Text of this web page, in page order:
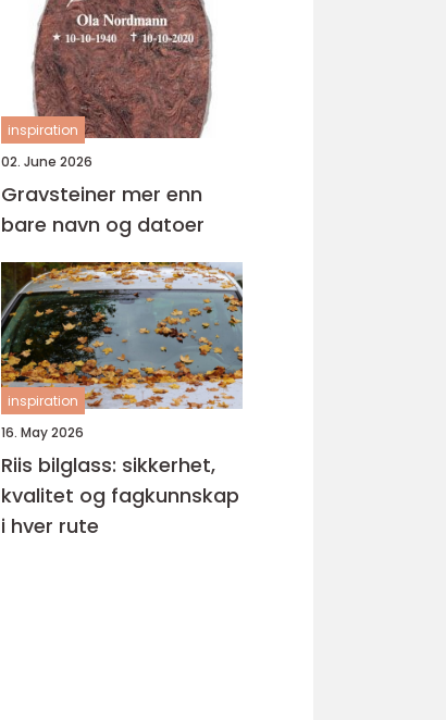
inspiration
02. June 2026
Gravsteiner mer enn
bare navn og datoer
inspiration
16. May 2026
Riis bilglass: sikkerhet,
kvalitet og fagkunnskap
i hver rute